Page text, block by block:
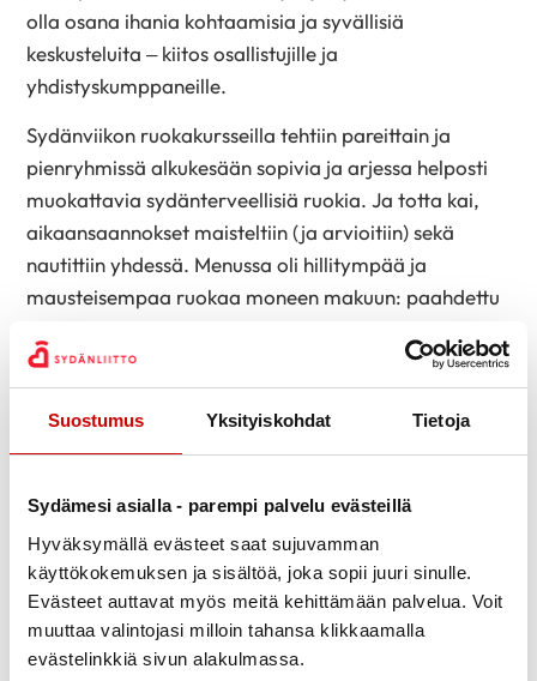
Suostumus Yksityiskohdat Tietoja
Sydämesi asialla - parempi palvelu evästeillä
Hyväksymällä evästeet saat sujuvamman
käyttökokemuksen ja sisältöä, joka sopii juuri sinulle.
Evästeet auttavat myös meitä kehittämään palvelua. Voit
muuttaa valintojasi milloin tahansa klikkaamalla
evästelinkkiä sivun alakulmassa.
olla osana ihania kohtaamisia ja syvällisiä
keskusteluita – kiitos osallistujille ja
yhdistyskumppaneille.
Sydänviikon ruokakursseilla tehtiin pareittain ja
pienryhmissä alkukesään sopivia ja arjessa helposti
muokattavia sydänterveellisiä ruokia. Ja totta kai,
aikaansaannokset maisteltiin (ja arvioitiin) sekä
nautittiin yhdessä. Menussa oli hillitympää ja
mausteisempaa ruokaa moneen makuun: paahdettu
kalavokki kirjolohesta, tofukorma, rapsakka
kvinoasalaatti (paahdetulla kvinoalla, vihreillä
linsseillä ja siemenillä) ja Sydänmerkin raparperi-
mansikkavispipuuro. Ruokakursseilla yksi bonus on
että saman asian voi tehdä yllättävän monella eri
tavalla.
Emme unohtaneet liikuntaa ja sen tuomia yhdessä
olon hetkiä Sydänviikollakaan. Vaikka Valkeakoskella
satoi vettä melkoisen runsaasti juuri kulttuurikävelyn